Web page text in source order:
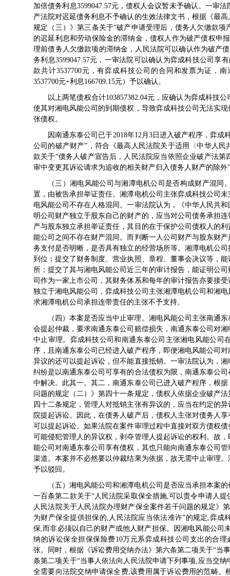
加倍债务利息3599047.57元，债权人会议暂未予确认。一审
产法院对迟延债务利息不予确认的生效法律文书，根据《最
规定（三）》第三条关于“破产申请受理后，债务人欠缴款
的迟延利息和劳动保险金的滞纳金，债权人作为破产债权申
理前债务人欠缴款项的滞纳金，人民法院可以确认作为破产
务利息3599047.57元，一审法院可以确认为弈成科技公司享
款共计3537700元，有弈成科技公司的合同和发票为证，
3537700元+利息166709.15元）予以确认。
以上两笔债权合计103857382.04元，应确认为弈成科技
使其对湘电风能公司的到期债权，导致弈成科技公司无法实
张债权。
因南通东泰公司已于2018年12月3日进入破产程序，弈
公司的破产财产”，符合《最高人民法院关于适用〈中华人
款关于“债务人破产宣告后，人民法院应当依照企业破产法
审中变更其诉讼请求为追收的相关财产归入债务人财产的除外
（三）湘电风能公司与湘潭电机公司是否构成财产混
置，由被告承担举证责任。湘潭电机公司主张弈成科技公司
电风能公司不存在人格混同。一审法院认为，《中华人民共
明公司财产独立于股东自己的财产的，应当对公司债务承担
产与股东独立承担举证责任，其目的在于保护公司债权人的
能公司之间不存在财产混同。而判断一人公司财产与股东财
务支付是否明晰，是否具有独立的经营场所等。湘潭电机公
到位；提交了财务制度、营业执照、章程、董事会决议等，
所；提交了其与湘电风能公司近三年的审计报告，能证明公
司作为一家上市公司，其财务体系和每年的审计报告亦要接
独立于湘电风能公司，弈成科技公司主张湘潭电机公司和湘
求湘潭电机公司承担连带责任的主张不予支持。
（四）本案是否应当中止审理。湘电风能公司主张南通
会提起仲裁，要求南通东泰公司赔偿损失，南通东泰公司对
中止审理。弈成科技公司和南通东泰公司主张湘电风能公
序，且南通东泰公司已经进入破产程序，即便湘电风能公司
异议的还可以提起诉讼，但不能直接抵销。一审法院认为，
纠纷是以南通东泰公司可享有的合法债权为限，南通东泰公
中解决。此其一。其二，南通东泰公司已进入破产程序，根
问题的规定（二）》第四十一条规定，债权人依据企业破产
四十二条规定，管理人对抵销主张有异议的，应当在约定的
院提起诉讼。因此，在债务人破产后，债权人主张对债务人
可以提起诉讼。如果法院在案件审理过程中直接对双方债权
可能侵犯管理人的异议权，剥夺管理人提起诉讼的权利。故
能公司对南通东泰公司享有债权，其也只能向南通东泰公司
渠道。本案并不必然要以仲裁结果为依据，故无需中止审理
予以驳回。
（五）湘电风能公司和湘潭电机公司是否应当承担本案
一百条第二款关于“人民法院采取保全措施,可以责令申请人
人民法院关于人民法院办理财产保全案件若干问题的规定》
为财产保全提供担保的,人民法院应当依法准许”的规定,弈
保,而非必须以自己的财产或他人财产担保。因湘电风能公
纳的诉讼保全担保保险费10万元系弈成科技公司支出的合
张。同时，根据《诉讼费用交纳办法》第六条第二项关于“当
条第二项关于“当事人依法向人民法院申请下列事项,应当交
全需要向法院交纳申请保全费,该费用属于诉讼费用的范畴